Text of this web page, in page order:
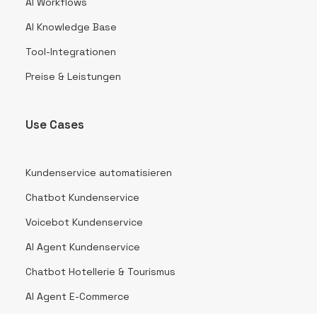
AI Knowledge Base
Tool-Integrationen
Preise & Leistungen
Use Cases
Kundenservice automatisieren
Chatbot Kundenservice
Voicebot Kundenservice
AI Agent Kundenservice
Chatbot Hotellerie & Tourismus
AI Agent E-Commerce